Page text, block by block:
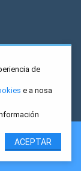
Ferro
de
e a nosa
ACEPTAR